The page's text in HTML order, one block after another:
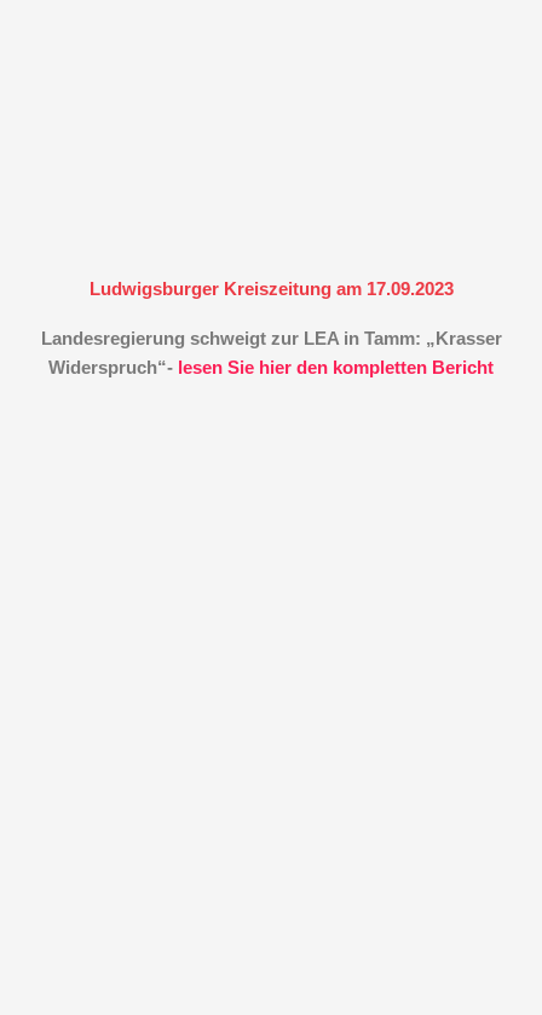
Ludwigsburger Kreiszeitung am 17.09.2023
Landesregierung schweigt zur LEA in Tamm: „Krasser
Widerspruch“- lesen Sie hier den kompletten Bericht